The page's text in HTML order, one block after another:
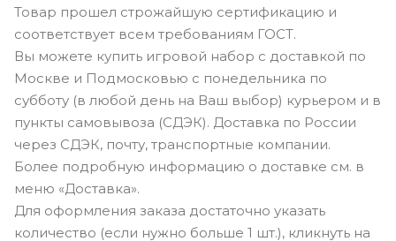
Товар прошел строжайшую сертификацию и
соответствует всем требованиям ГОСТ.
Вы можете купить игровой набор с доставкой по
Москве и Подмосковью с понедельника по
субботу (в любой день на Ваш выбор) курьером и в
пункты самовывоза (СДЭК). Доставка по России
через СДЭК, почту, транспортные компании.
Более подробную информацию о доставке см. в
меню «Доставка».
Для оформления заказа достаточно указать
количество (если нужно больше 1 шт.), кликнуть на